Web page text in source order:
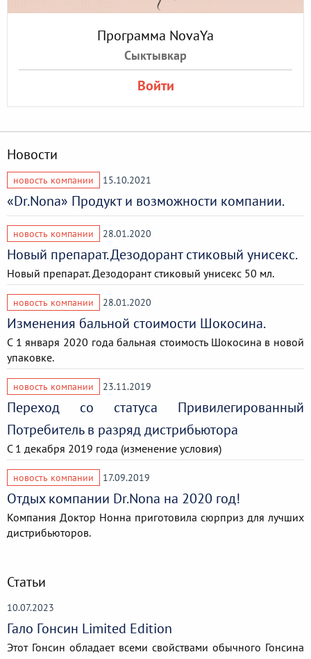
Программа NovaYa
Сыктывкар
Войти
Новости
новость компании 15.10.2021
«Dr.Nona» Продукт и возможности компании.
новость компании 28.01.2020
Новый препарат. Дезодорант стиковый унисекс.
Новый препарат. Дезодорант стиковый унисекс 50 мл.
новость компании 28.01.2020
Изменения бальной стоимости Шокосина.
C 1 января 2020 года бальная стоимость Шокосина в новой
упаковке.
новость компании 23.11.2019
Переход со статуса Привилегированный
Потребитель в разряд дистрибьютора
С 1 декабря 2019 года (изменение условия)
новость компании 17.09.2019
Отдых компании Dr.Nona на 2020 год!
Компания Доктор Нонна приготовила сюрприз для лучших
дистрибьюторов.
Статьи
10.07.2023
Гало Гонсин Limited Edition
Этот Гонсин обладает всеми свойствами обычного Гонсина